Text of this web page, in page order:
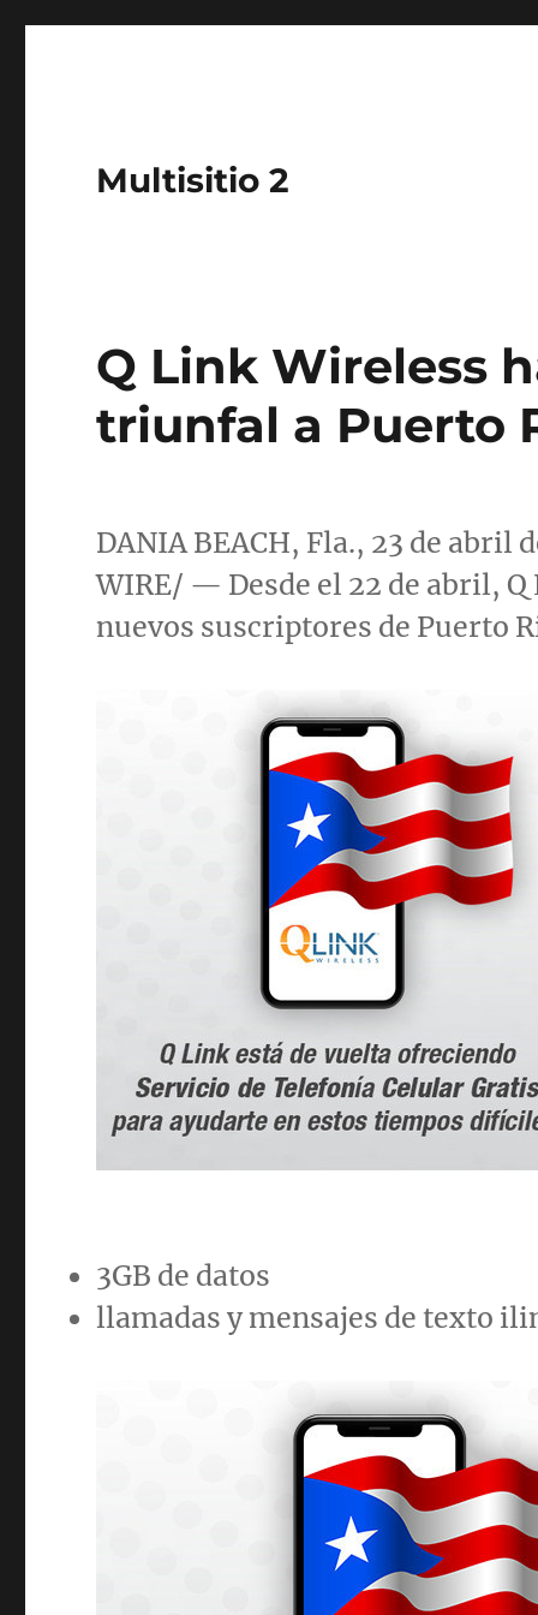
Multisitio 2
Q Link Wireless
triunfal a Puerto
DANIA BEACH, Fla., 23 de abril
WIRE/ — Desde el 22 de abril,
nuevos suscriptores de Puerto
3GB de datos
llamadas y mensajes de texto